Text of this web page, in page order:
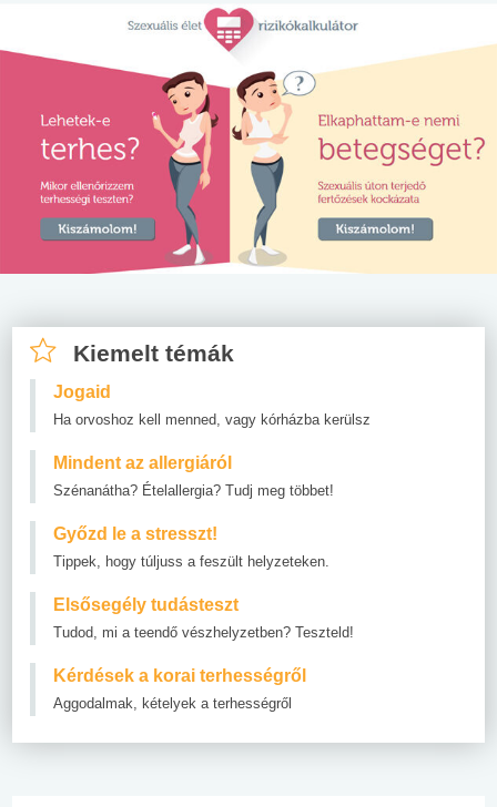
Kiemelt témák
Jogaid
Ha orvoshoz kell menned, vagy kórházba kerülsz
Mindent az allergiáról
Szénanátha? Ételallergia? Tudj meg többet!
Győzd le a stresszt!
Tippek, hogy túljuss a feszült helyzeteken.
Elsősegély tudásteszt
Tudod, mi a teendő vészhelyzetben? Teszteld!
Kérdések a korai terhességről
Aggodalmak, kételyek a terhességről